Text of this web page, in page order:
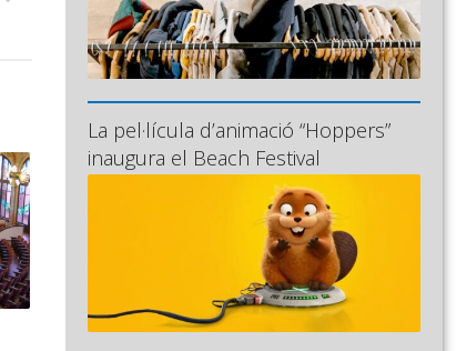
La pel·lícula d’animació “Hoppers”
inaugura el Beach Festival